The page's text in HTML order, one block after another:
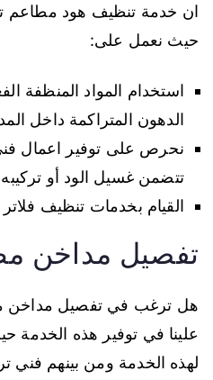
ان خدمة تنظيف هود مطاعم
حيث نعمل على:
استخدام المواد المنظفة
الدهون المتراكمة داخل
نحرص على توفير اعمال
تتضمن غسيل الود أو
القيام بخدمات تنظيف
تفصيل مداخن
هل ترغب في تفصيل مداخن
علينا في توفير هذه
لهذه الخدمة ومن بينهم فني